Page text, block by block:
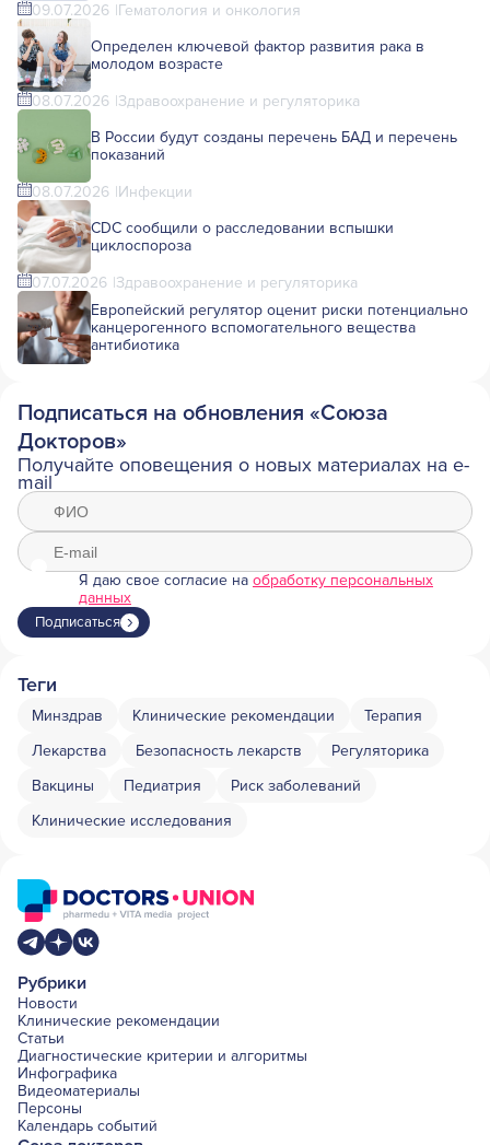
09.07.2026 Гематология и онкология
Определен ключевой фактор развития рака в
молодом возрасте
08.07.2026 Здравоохранение и регуляторика
В России будут созданы перечень БАД и перечень
показаний
08.07.2026 Инфекции
CDC сообщили о расследовании вспышки
циклоспороза
07.07.2026 Здравоохранение и регуляторика
Европейский регулятор оценит риски потенциально
канцерогенного вспомогательного вещества
антибиотика
Подписаться на обновления «Союза
Докторов»
Получайте оповещения о новых материалах на e-
mail
Я даю свое согласие на обработку персональных
данных
Подписаться
Теги
Минздрав Клинические рекомендации
Терапия
Лекарства
Безопасность лекарств
Регуляторика
Вакцины
Педиатрия
Риск заболеваний
Клинические исследования
Рубрики
Новости
Клинические рекомендации
Статьи
Диагностические критерии и алгоритмы
Инфографика
Видеоматериалы
Персоны
Календарь событий